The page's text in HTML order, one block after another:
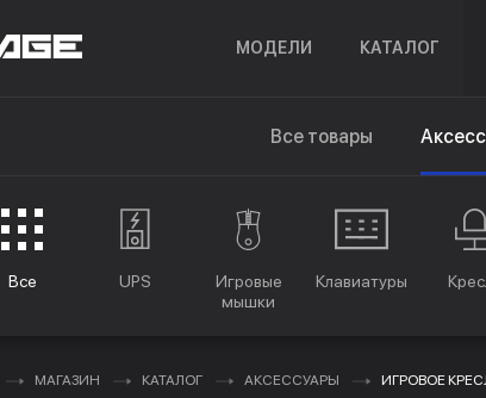
МОДЕЛИ КАТАЛОГ
Все товары
Все UPS
Игровые
мышки
Клавиатуры
МАГАЗИН КАТАЛОГ АКСЕССУАРЫ ИГРОВОЕ